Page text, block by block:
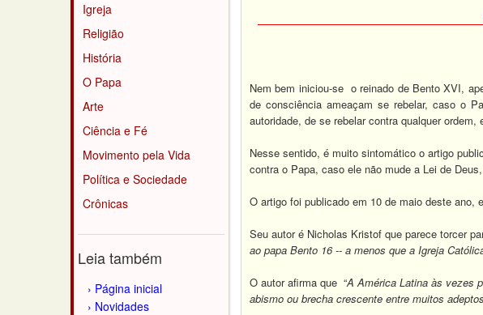
Igreja
Religião
História
O Papa
Arte
Ciência e Fé
Movimento pela Vida
Política e Sociedade
Crônicas
Leia também
Página inicial
Novidades
Nem bem iniciou-se o reinado de Bento XVI,
de consciência ameaçam se rebelar, caso o
autoridade, de se rebelar contra qualquer
Nesse sentido, é muito sintomático o artigo
contra o Papa, caso ele não mude a Lei de
O artigo foi publicado em 10 de maio deste ano,
Seu autor é Nicholas Kristof que parece torcer
ao papa Bento 16 -- a menos que a Igreja
O autor afirma que “A América Latina às vezes
abismo ou brecha crescente entre muitos